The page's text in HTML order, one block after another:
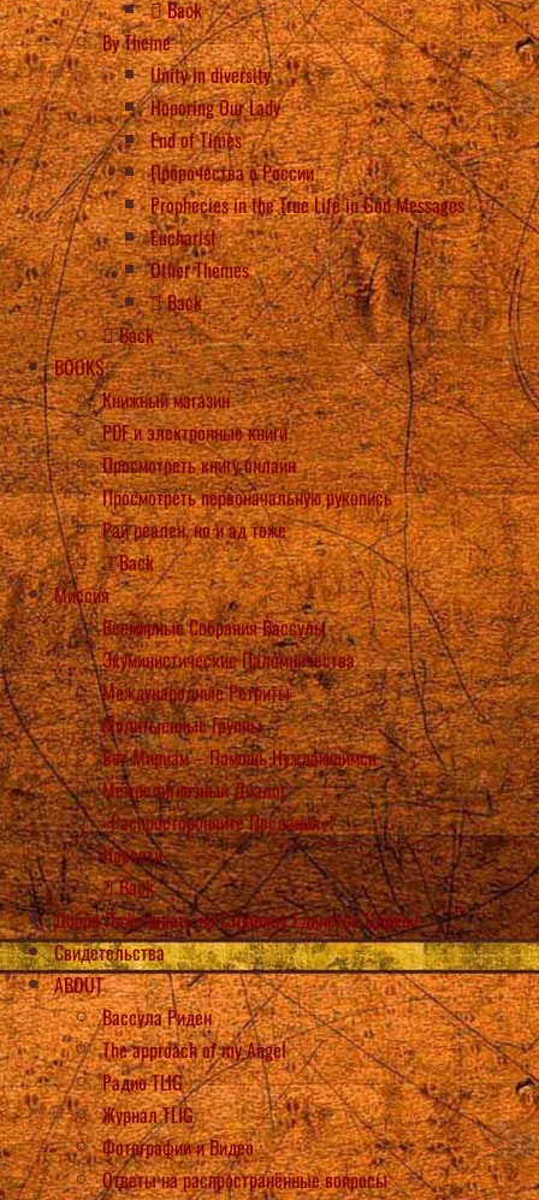
Back
By Theme
Unity in diversity
Honoring Our Lady
End of Times
Пророчества о России
Prophecies in the True Life in God Messages
Eucharist
Other Themes
Back
Back
BOOKS
Книжный магазин
PDF и электронные книги
Просмотреть книгу онлайн
Просмотреть первоначальную рукопись
Рай реален, но и ад тоже
Back
Миссия
Всемирные Собрания Вассулы
Экуминистические Паломничества
Международные Ретриты
Молитыенные Группы
Бет Мириам – Помощь Нуждающимся
Межрелигиозный Диалог
«Распростороняйте Послания»!
Новости
Back
Добро Пожаловать на Страницу Единства Церкви
Свидетельства
ABOUT
Вассула Риден
The approach of my Angel
Радио TLIG
Журнал TLIG
Фотографии и Видео
Ответы на распространённые вопросы